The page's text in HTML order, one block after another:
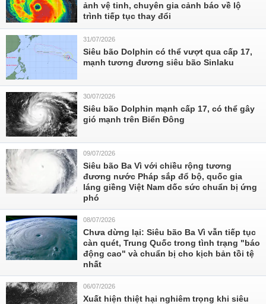
ảnh vệ tinh, chuyên gia cảnh báo về lộ
trình tiếp tục thay đổi
31/07/2026
Siêu bão Dolphin có thể vượt qua cấp 17,
mạnh tương đương siêu bão Sinlaku
30/07/2026
Siêu bão Dolphin mạnh cấp 17, có thể gây
gió mạnh trên Biển Đông
09/07/2026
Siêu bão Ba Vì với chiều rộng tương
đương nước Pháp sắp đổ bộ, quốc gia
láng giềng Việt Nam dốc sức chuẩn bị ứng
phó
08/07/2026
Chưa dừng lại: Siêu bão Ba Vì vẫn tiếp tục
càn quét, Trung Quốc trong tình trạng "báo
động cao" và chuẩn bị cho kịch bản tồi tệ
nhất
06/07/2026
Xuất hiện thiệt hại nghiêm trọng khi siêu